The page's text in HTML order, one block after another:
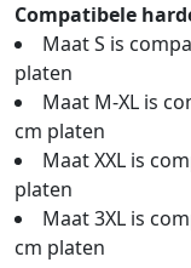
Compatibele
Maat S is
platen
Maat M-XL is
cm platen
Maat XXL is
platen
Maat 3XL is
cm platen